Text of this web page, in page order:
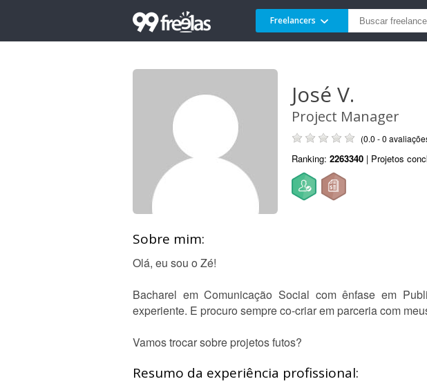
Freelancers
José V.
Project Manager
(0.0 - 0
Ranking: 2263340 | Projetos
Sobre mim:
Olá, eu sou o Zé!
Bacharel em Comunicação Social com ênfase em
experiente. E procuro sempre co-criar em parceria com
Vamos trocar sobre projetos futos?
Resumo da experiência profissional: